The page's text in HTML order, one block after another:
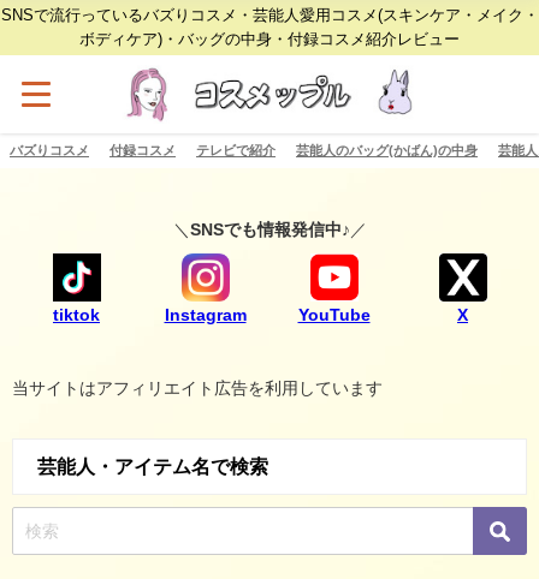
SNSで流行っているバズりコスメ・芸能人愛用コスメ(スキンケア・メイク・
ボディケア)・バッグの中身・付録コスメ紹介レビュー
バズりコスメ 付録コスメ テレビで紹介 芸能人のバッグ(かばん)の中身 芸能
＼ SNSでも情報発信中♪ ／
tiktok Instagram YouTube X
当サイトはアフィリエイト広告を利用しています
芸能人・アイテム名で検索